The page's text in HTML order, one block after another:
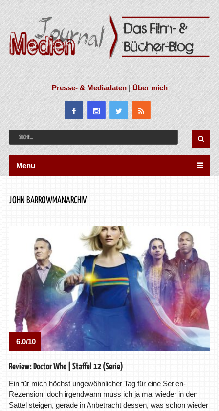
Presse- & Mediadaten|Über mich
Menu
JOHN BARROWMANARCHIV
6.0/10
Review: Doctor Who | Staffel 12 (Serie)
Ein für mich höchst ungewöhnlicher Tag für eine Serien-
Rezension, doch irgendwann muss ich ja mal wieder in den
Sattel steigen, gerade in Anbetracht dessen, was schon wieder